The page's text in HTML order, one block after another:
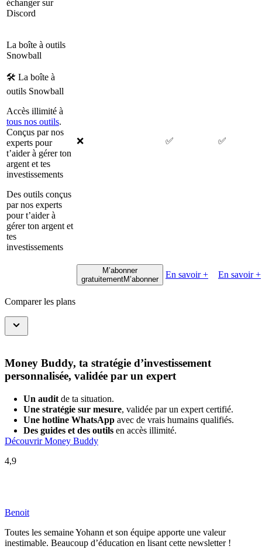
échanger sur
Discord
La boîte à outils
Snowball
🛠 La boîte à
outils Snowball
Accès illimité à
tous nos outils.
Conçus par nos
experts pour
t’aider à gérer ton
argent et tes
investissements
Des outils conçus
par nos experts
pour t’aider à
gérer ton argent et
tes
investissements
❌ ✅ ✅
M’abonner
gratuitementM’abonner En savoir + En savoir +
Comparer les plans
Money Buddy, ta stratégie d’investissement
personnalisée, validée par un expert
Un audit de ta situation.
Une stratégie sur mesure, validée par un expert certifié.
Une hotline WhatsApp avec de vrais humains qualifiés.
Des guides et des outils en accès illimité.
Découvrir Money Buddy
4,9
Benoit
Toutes les semaine Yohann et son équipe apporte une valeur
inestimable. Beaucoup d’éducation en lisant cette newsletter !